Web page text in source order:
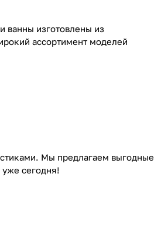
ванны изготовлены из
ассортимент моделей
Мы предлагаем выгодные
сегодня!